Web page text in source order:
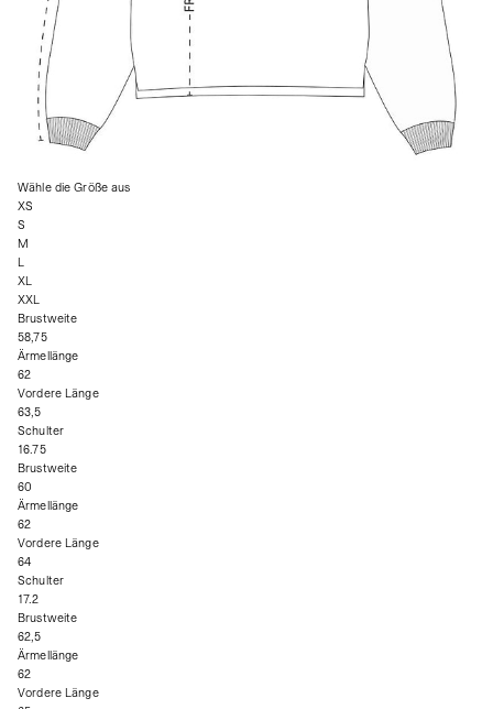
Wähle die Größe aus
XS
S
M
L
XL
XXL
Brustweite
58,75
Ärmellänge
62
Vordere Länge
63,5
Schulter
16.75
Brustweite
60
Ärmellänge
62
Vordere Länge
64
Schulter
17.2
Brustweite
62,5
Ärmellänge
62
Vordere Länge